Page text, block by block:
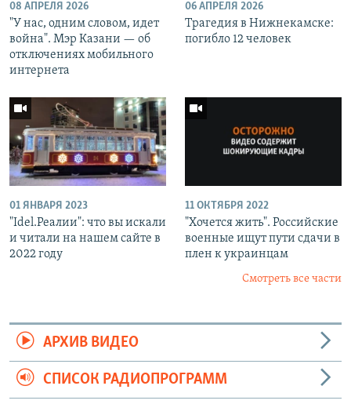
08 АПРЕЛЯ 2026
"У нас, одним словом, идет
война". Мэр Казани — об
отключениях мобильного
интернета
06 АПРЕЛЯ 2026
Трагедия в Нижнекамске:
погибло 12 человек
01 ЯНВАРЯ 2023
"Idel.Реалии": что вы искали
и читали на нашем сайте в
2022 году
11 ОКТЯБРЯ 2022
"Хочется жить". Российские
военные ищут пути сдачи в
плен к украинцам
Смотреть все части
АРХИВ ВИДЕО
СПИСОК РАДИОПРОГРАММ